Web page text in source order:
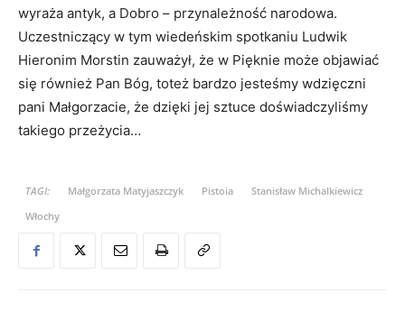
wyraża antyk, a Dobro – przynależność narodowa.
Uczestniczący w tym wiedeńskim spotkaniu Ludwik
Hieronim Morstin zauważył, że w Pięknie może objawiać
się również Pan Bóg, toteż bardzo jesteśmy wdzięczni
pani Małgorzacie, że dzięki jej sztuce doświadczyliśmy
takiego przeżycia…
TAGI: Małgorzata Matyjaszczyk Pistoia
Stanisław Michalkiewicz
Włochy